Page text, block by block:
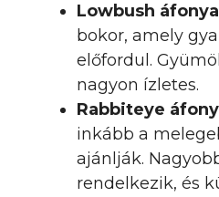
Lowbush áfonya
bokor, amely
előfordul.
nagyon ízletes.
Rabbiteye
inkább a
ajánlják.
rendelkezik, és